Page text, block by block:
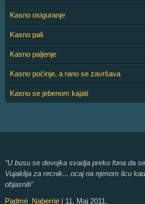
Kasno osiguranje
Kasno pali
Kasno paljenje
Kasno počinje, a rano se završava
Kasno se jebenom kajati
"U busu se devojka svadja preko fona da
Vujaklija za recnik... ocaj na njenom licu
objasniti"
Padmé_Naberrie | 11. Maj 2011.